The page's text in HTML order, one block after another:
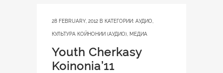
28 FEBRUARY, 2012 В КАТЕГОРИИ: АУДИО
КУЛЬТУРА КОЙНОНИИ (АУДИО) МЕДИА
Youth Cherkasy
Koinonia’11